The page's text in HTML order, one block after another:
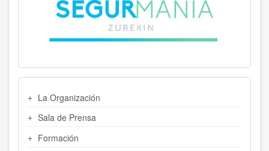
LATERAL
La Organización
Sala de Prensa
Formación